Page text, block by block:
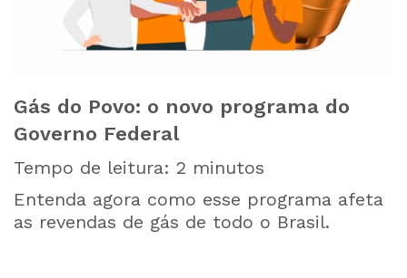
Gás do Povo: o novo programa do
Governo Federal
Tempo de leitura: 2 minutos
Entenda agora como esse programa afeta
as revendas de gás de todo o Brasil.